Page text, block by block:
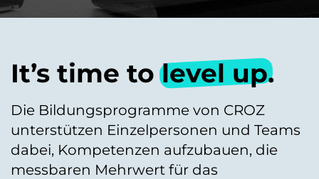
It’s time tolevel up.
Die Bildungsprogramme von CROZ
unterstützen Einzelpersonen und Teams
dabei, Kompetenzen aufzubauen, die
messbaren Mehrwert für das